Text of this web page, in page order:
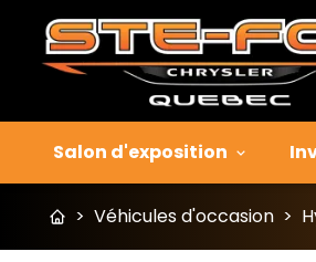
Salon d'exposition
> Véhicules d'occasion >